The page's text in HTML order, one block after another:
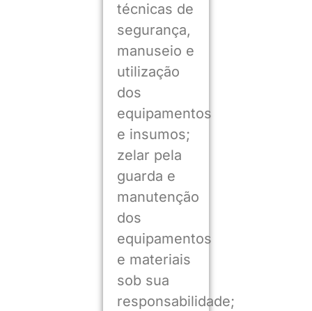
técnicas de
segurança,
manuseio e
utilização
dos
equipamentos
e insumos;
zelar pela
guarda e
manutenção
dos
equipamentos
e materiais
sob sua
responsabilidade;